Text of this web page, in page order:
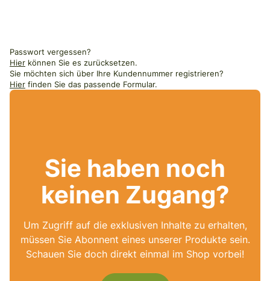
Passwort vergessen?
Hier können Sie es zurücksetzen.
Sie möchten sich über Ihre Kundennummer registrieren?
Hier finden Sie das passende Formular.
Sie haben noch
keinen Zugang?
Um Zugriff auf die exklusiven Inhalte zu erhalten,
müssen Sie Abonnent eines unserer Produkte sein.
Schauen Sie doch direkt einmal im Shop vorbei!